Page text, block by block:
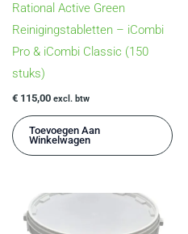
Rational Active Green
Reinigingstabletten – iCombi
Pro & iCombi Classic (150
stuks)
€ 115,00 excl. btw
Toevoegen Aan
Winkelwagen